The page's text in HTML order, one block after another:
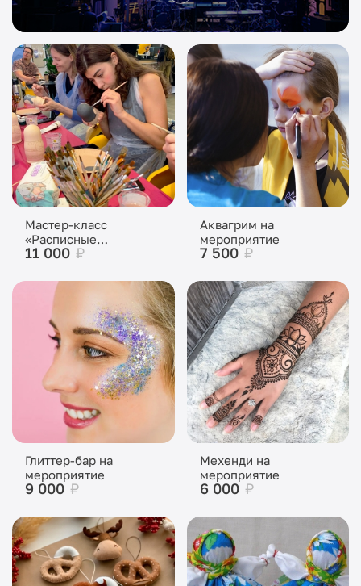
Мастер-класс
«Расписные
матрешки»
11 000 ₽
Аквагрим на
мероприятие
7 500 ₽
Глиттер-бар на
мероприятие
9 000 ₽
Мехенди на
мероприятие
6 000 ₽